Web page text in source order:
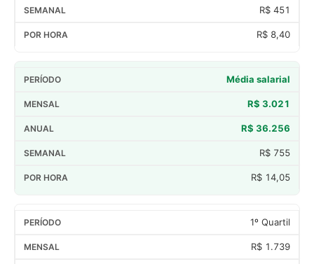
R$ 451
R$ 8,40
Média salarial
R$ 3.021
R$ 36.256
R$ 755
R$ 14,05
1º Quartil
R$ 1.739